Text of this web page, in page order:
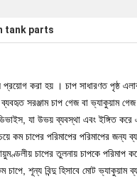
tank parts
প্রয়োগ করা হয় । চাপ সাধারণত পৃষ্ঠ
সরঞ্জাম চাপ গেজ বা ভ্যাকুয়াম
যা উভয় ব্যবস্থা এবং ইঙ্গিত
কম চাপের পরিমাপের পরিমাপের
চাপের তুলনায় চাপকে
শূন্য বিন্দু হিসাবে মোট ভ্যাকুয়াম